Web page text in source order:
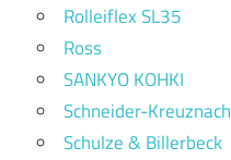
Rolleiflex SL35
Ross
SANKYO KOHKI
Schneider-Kreuznach
Schulze & Billerbeck